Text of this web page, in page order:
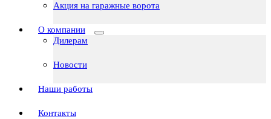
Акция на гаражные ворота
О компании
Дилерам
Новости
Наши работы
Контакты